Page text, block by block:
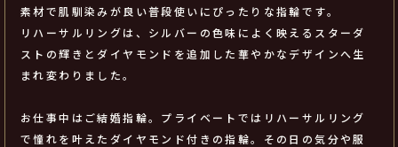
素材で肌馴染みが良い普段使いにぴったりな指輪です。
リハーサルリングは、シルバーの色味によく映えるスターダ
ストの輝きとダイヤモンドを追加した華やかなデザインへ生
まれ変わりました。
お仕事中はご結婚指輪。プライベートではリハーサルリング
で憧れを叶えたダイヤモンド付きの指輪。その日の気分や服